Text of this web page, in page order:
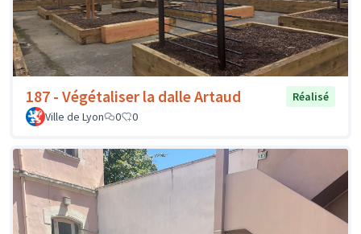
187 - Végétaliser la dalle Artaud
Réalisé
Ville de Lyon
0 0